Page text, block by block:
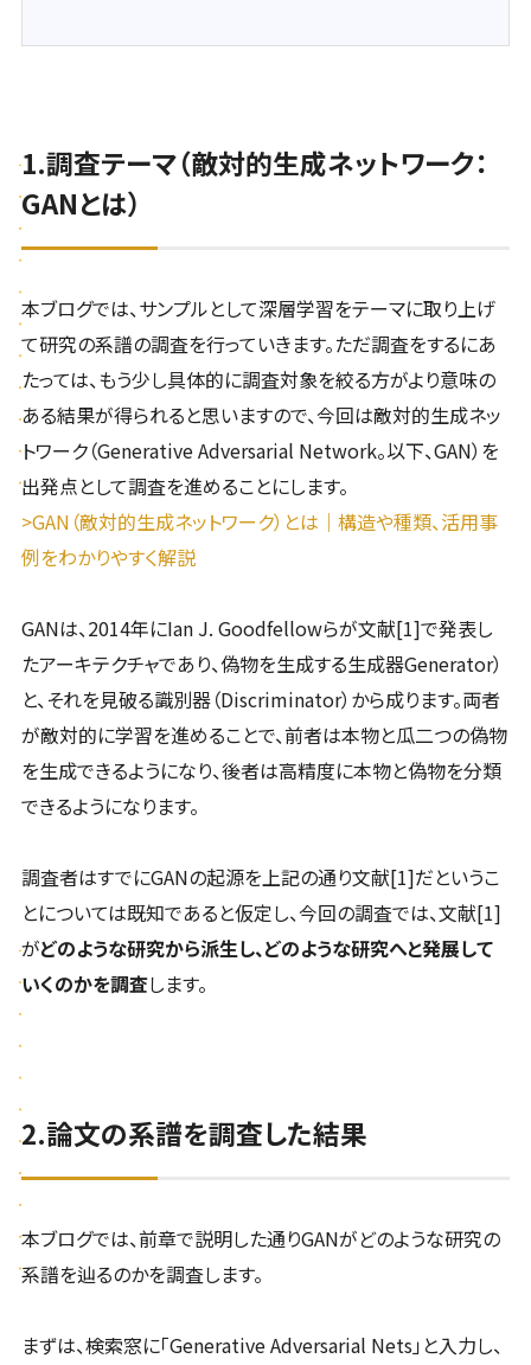
1.調査テーマ（敵対的生成ネットワーク：
GANとは）
本ブログでは、サンプルとして深層学習をテーマに取り上げ
て研究の系譜の調査を行っていきます。ただ調査をするにあ
たっては、もう少し具体的に調査対象を絞る方がより意味の
ある結果が得られると思いますので、今回は敵対的生成ネッ
トワーク（Generative Adversarial Network。以下、GAN）を
出発点として調査を進めることにします。
>GAN（敵対的生成ネットワーク）とは｜構造や種類、活用事
例をわかりやすく解説
GANは、2014年にIan J. Goodfellowらが文献[1]で発表し
たアーキテクチャであり、偽物を生成する生成器Generator）
と、それを見破る識別器（Discriminator）から成ります。両者
が敵対的に学習を進めることで、前者は本物と瓜二つの偽物
を生成できるようになり、後者は高精度に本物と偽物を分類
できるようになります。
調査者はすでにGANの起源を上記の通り文献[1]だというこ
とについては既知であると仮定し、今回の調査では、文献[1]
がどのような研究から派生し、どのような研究へと発展して
いくのかを調査します。
2.論文の系譜を調査した結果
本ブログでは、前章で説明した通りGANがどのような研究の
系譜を辿るのかを調査します。
まずは、検索窓に「Generative Adversarial Nets」と入力し、